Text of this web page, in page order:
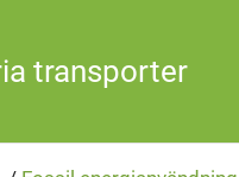
transporter